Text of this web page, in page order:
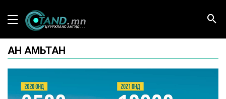
АН АМЬТАН